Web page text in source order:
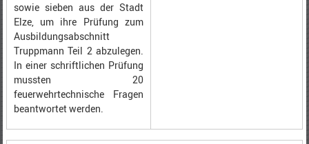
sowie sieben aus der Stadt
Elze, um ihre Prüfung zum
Ausbildungsabschnitt
Truppmann Teil 2 abzulegen.
In einer schriftlichen Prüfung
mussten 20
feuerwehrtechnische Fragen
beantwortet werden.